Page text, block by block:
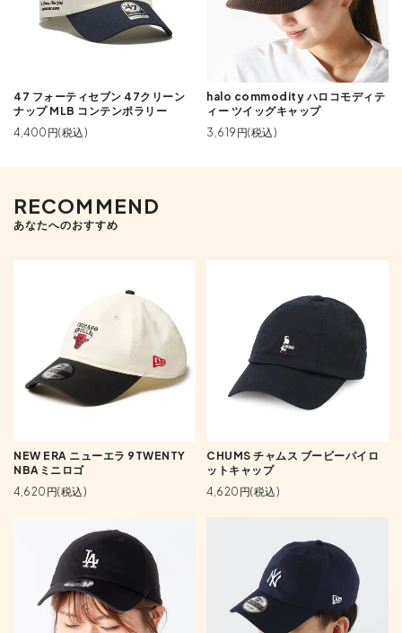
47 フォーティセブン 47クリーン
ナップ MLB コンテンポラリー
4,400円(税込)
halo commodity ハロコモディテ
ィー ツイッグキャップ
3,619円(税込)
RECOMMEND
あなたへのおすすめ
NEW ERA ニューエラ 9TWENTY
NBAミニロゴ
4,620円(税込)
CHUMS チャムス ブービーパイロ
ットキャップ
4,620円(税込)